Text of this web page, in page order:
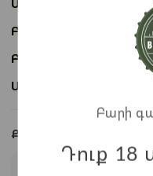
Բաժնի անվանում:
Բրենդ:
Ապրանքի ID:
Քանակ:
Բարի
Դուք 18